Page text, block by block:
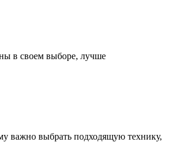
в своем выборе, лучше
важно выбрать подходящую технику,